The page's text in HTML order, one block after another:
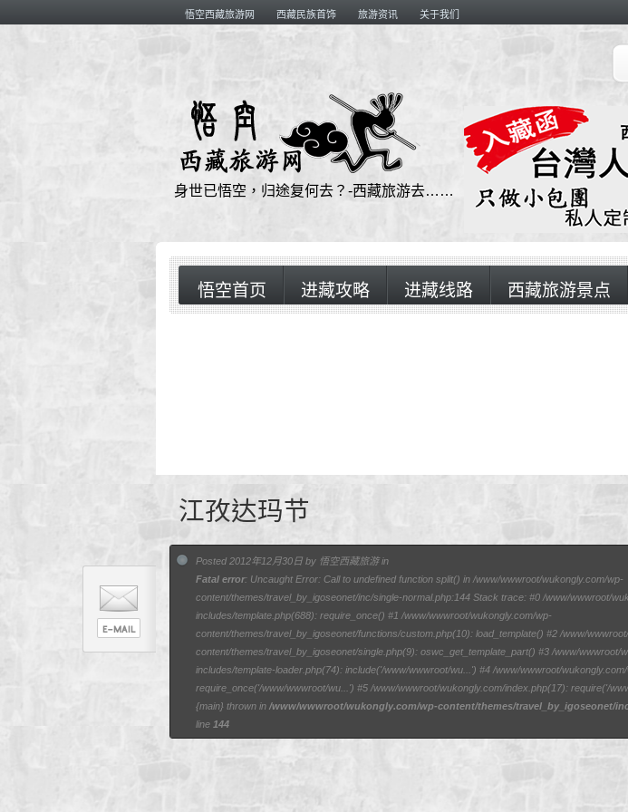
悟空西藏旅游网 西藏民族首饰 旅游资讯 关于我们
身世已悟空，归途复何去？-西藏旅游去……
悟空首页 进藏攻略 进藏线路 西藏旅游景点
江孜达玛节
Posted 2012年12月30日 by 悟空西藏旅游 in
Fatal error: Uncaught Error: Call to undefined function split() in /www/wwwroot/wukongly.com/wp-
content/themes/travel_by_igoseonet/inc/single-normal.php:144 Stack trace: #0 /www/wwwroot/
includes/template.php(688): require_once() #1 /www/wwwroot/wukongly.com/wp-
content/themes/travel_by_igoseonet/functions/custom.php(10): load_template() #2 /www/
content/themes/travel_by_igoseonet/single.php(9): oswc_get_template_part() #3 /www/wwwroot/
includes/template-loader.php(74): include('/www/wwwroot/wu...') #4 /www/wwwroot/
require_once('/www/wwwroot/wu...') #5 /www/wwwroot/wukongly.com/index.php(17): require('/
{main} thrown in /www/wwwroot/wukongly.com/wp-content/themes/travel_by_igoseonet/
line 144